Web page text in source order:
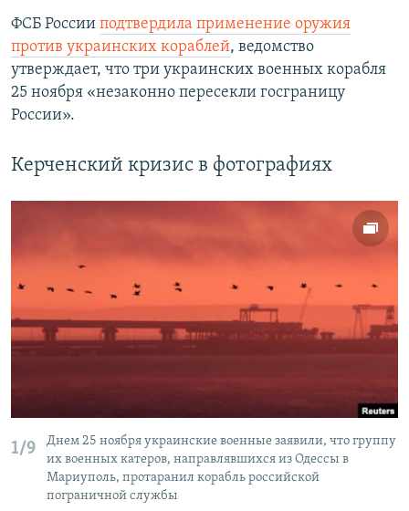
ФСБ России подтвердила применение оружия
против украинских кораблей, ведомство
утверждает, что три украинских военных корабля
25 ноября «незаконно пересекли госграницу
России».
Керченский кризис в фотографиях
1/9
Днем 25 ноября украинские военные заявили, что группу
их военных катеров, направлявшихся из Одессы в
Мариуполь, протаранил корабль российской
пограничной службы